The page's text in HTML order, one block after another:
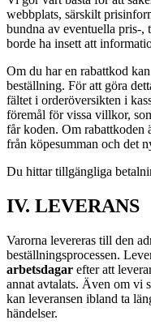
webbplats, särskilt
bundna av eventuella pris-
borde ha insett att
Om du har en rabattkod
beställning. För att göra
fältet i orderöversikten i
föremål för vissa villkor,
får koden. Om rabattkoden
från köpesumman och det
Du hittar tillgängliga
IV. LEVERANS
Varorna levereras till den
beställningsprocessen.
arbetsdagar efter att
annat avtalats. Även om vi
kan leveransen ibland ta
händelser.